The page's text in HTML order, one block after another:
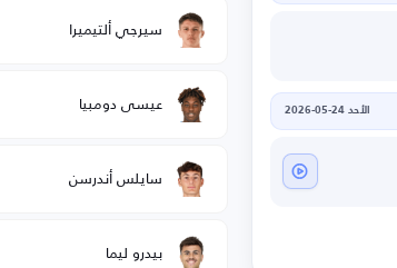
الأحد 24-05-2026
سيرجي ألتيميرا
عيسى دومبيا
سايلس أندرسن
بيدرو ليما